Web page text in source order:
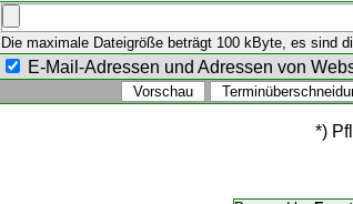
Die maximale Dateigröße beträgt 100 kByte, es sind
E-Mail-Adressen und Adressen von
*)